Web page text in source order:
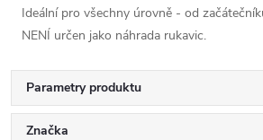
Ideální pro všechny úrovně - od
NENÍ určen jako náhrada rukavic.
Parametry produktu
Značka